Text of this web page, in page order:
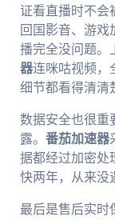
证看直播时不会
回国影音、游戏
播完全没问题。
器连咪咕视频，
细节都看得清清
数据安全也很重
露。 番茄加速器
据都经过加密处
快两年，从来没
最后是售后实时